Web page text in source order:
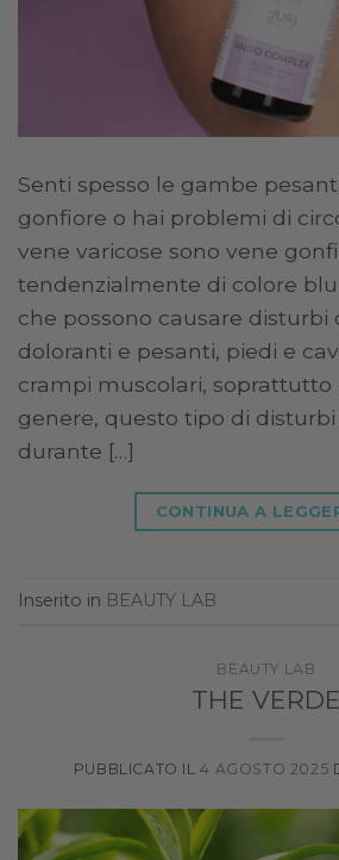
Senti spesso le gambe
gonfiore o hai problemi di
vene varicose sono vene
tendenzialmente di colore blu
che possono causare disturbi
doloranti e pesanti, piedi e
crampi muscolari, soprattutto
genere, questo tipo di
durante […]
CONTINUA A
Inserito in BEAUTY LAB
BEAUTY LAB
THE VERDE
PUBBLICATO IL4 AGOSTO 2025